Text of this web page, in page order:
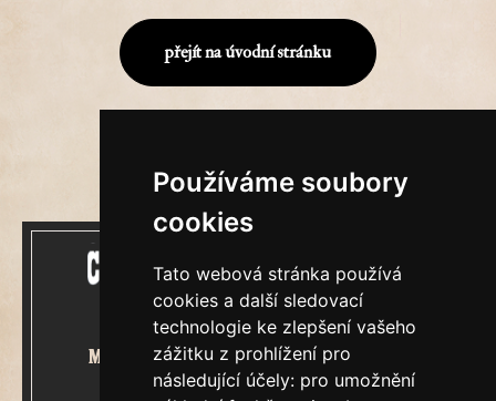
Používáme soubory
cookies
Tato webová stránka používá
cookies a další sledovací
technologie ke zlepšení vašeho
zážitku z prohlížení pro
následující účely: pro umožnění
přejít na úvodní stránku
Mecenášem Cimrmanova Zpravodaje
je společnost